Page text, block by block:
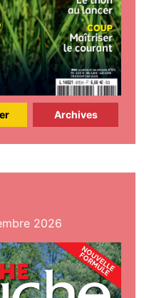
Archives
2026